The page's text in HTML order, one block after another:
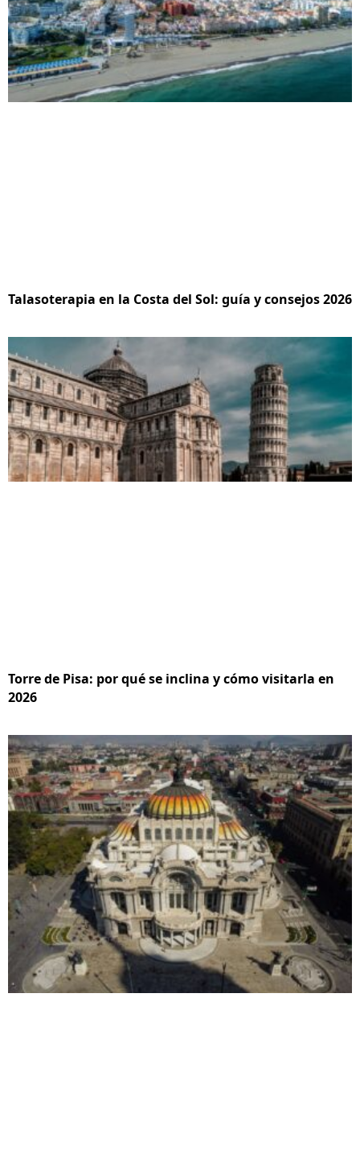
Talasoterapia en la Costa del Sol: guía y consejos 2026
Torre de Pisa: por qué se inclina y cómo visitarla en
2026